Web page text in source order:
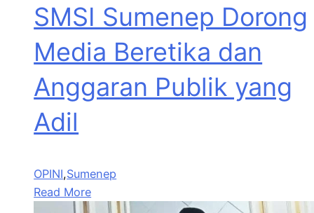
SMSI Sumenep Dorong
Media Beretika dan
Anggaran Publik yang
Adil
OPINI,Sumenep
Read More